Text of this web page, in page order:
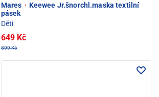
Mares · Keewee Jr.šnorchl.maska textilní
pásek
Děti
649 Kč
899 Kč